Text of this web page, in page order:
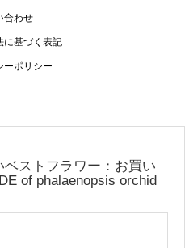
合わせ
に基づく表記
ーポリシー
ストフラワー：お買い
of phalaenopsis orchid